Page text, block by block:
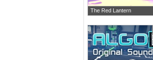
The Red Lantern